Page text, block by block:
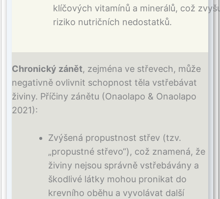
klíčových vitamínů a minerálů, což
riziko nutričních nedostatků.
Chronický zánět, zejména ve střevech, může
negativně ovlivnit schopnost těla vstřebávat
živiny. Příčiny zánětu (Onaolapo & Onaolapo
2021):
Zvýšená propustnost střev (tzv.
„propustné střevo“), což znamená, že
živiny nejsou správně vstřebávány a
škodlivé látky mohou pronikat do
krevního oběhu a vyvolávat další